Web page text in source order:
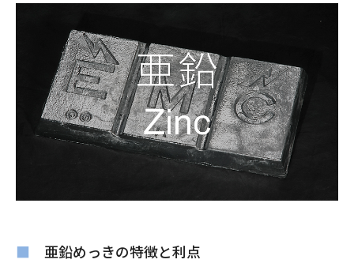
■ 亜鉛めっきの特徴と利点